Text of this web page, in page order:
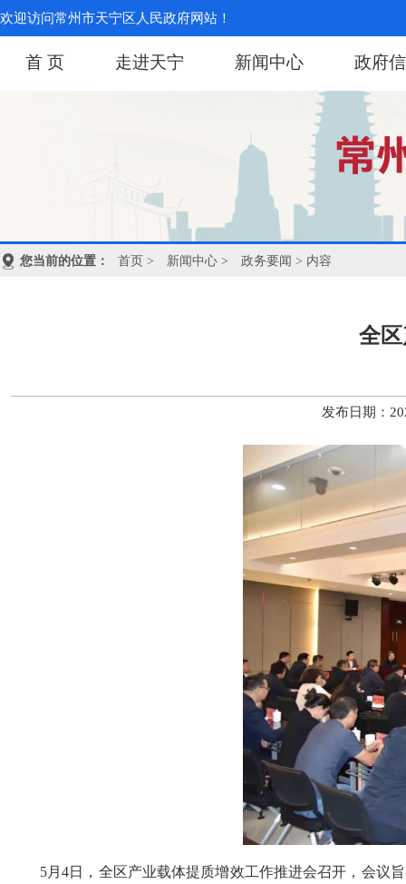
欢迎访问常州市天宁区人民政府网站！
首 页 走进天宁 新闻中心 政府
您当前的位置： 首页 > 新闻中心 > 政务要闻 > 内容
全
发布日期：
5月4日，全区产业载体提质增效工作推进会召开，会议